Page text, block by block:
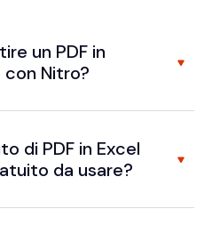
un PDF in
Nitro?
di PDF in Excel
da usare?